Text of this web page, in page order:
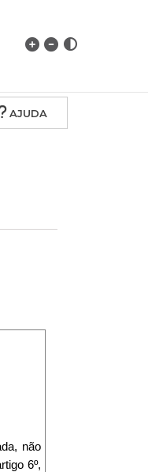
AJUDA
não
6º,